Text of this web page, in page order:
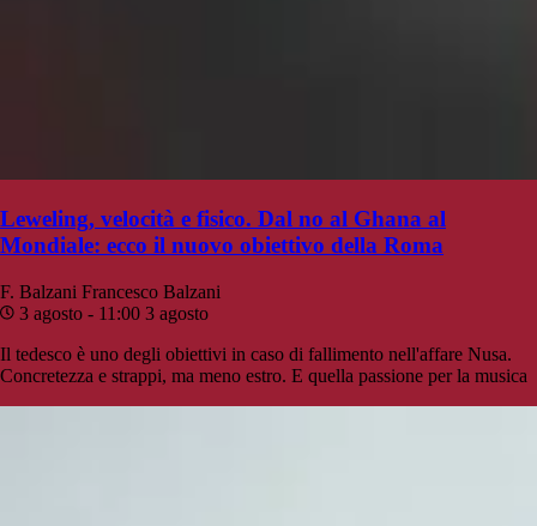
Leweling, velocità e fisico. Dal no al Ghana al
Mondiale: ecco il nuovo obiettivo della Roma
F. Balzani Francesco Balzani
3 agosto - 11:00 3 agosto
Il tedesco è uno degli obiettivi in caso di fallimento nell'affare Nusa.
Concretezza e strappi, ma meno estro. E quella passione per la musica